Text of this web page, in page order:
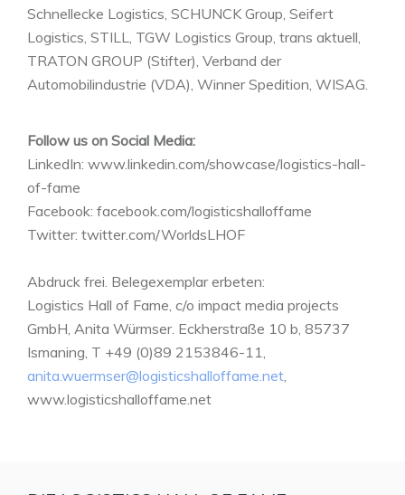
Schnellecke Logistics, SCHUNCK Group, Seifert
Logistics, STILL, TGW Logistics Group, trans aktuell,
TRATON GROUP (Stifter), Verband der
Automobilindustrie (VDA), Winner Spedition, WISAG.
Follow us on Social Media:
LinkedIn: www.linkedin.com/showcase/logistics-hall-
of-fame
Facebook: facebook.com/logisticshalloffame
Twitter: twitter.com/WorldsLHOF
Abdruck frei. Belegexemplar erbeten:
Logistics Hall of Fame, c/o impact media projects
GmbH, Anita Würmser. Eckherstraße 10 b, 85737
Ismaning, T +49 (0)89 2153846-11,
anita.wuermser@logisticshalloffame.net,
www.logisticshalloffame.net